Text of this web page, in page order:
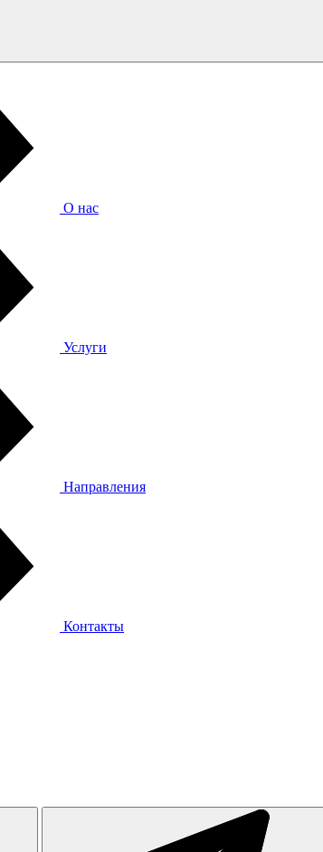
О нас
Услуги
Направления
Контакты